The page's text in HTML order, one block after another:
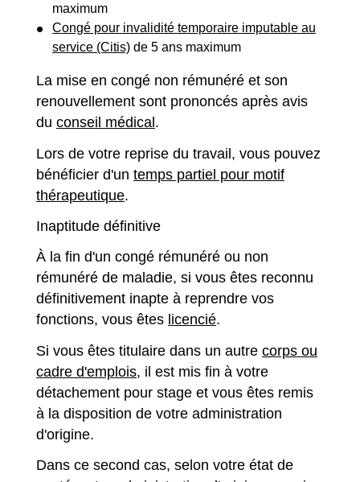
maximum
Congé pour invalidité temporaire imputable au
service (Citis) de 5 ans maximum
La mise en congé non rémunéré et son
renouvellement sont prononcés après avis
du conseil médical .
Lors de votre reprise du travail, vous pouvez
bénéficier d'un temps partiel pour motif
thérapeutique.
Inaptitude définitive
À la fin d'un congé rémunéré ou non
rémunéré de maladie, si vous êtes reconnu
définitivement inapte à reprendre vos
fonctions, vous êtes licencié.
Si vous êtes titulaire dans un autre corps ou
cadre d'emplois, il est mis fin à votre
détachement pour stage et vous êtes remis
à la disposition de votre administration
d'origine.
Dans ce second cas, selon votre état de